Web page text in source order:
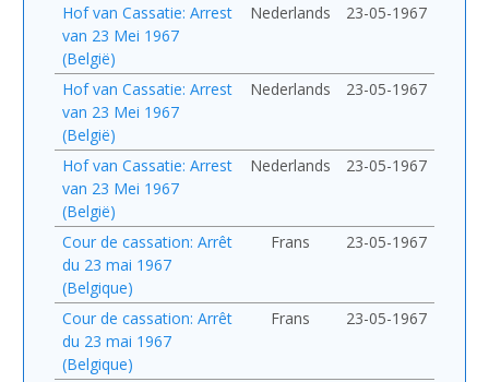
Hof van Cassatie: Arrest
van 23 Mei 1967
(België)
Nederlands 23-05-1967
Hof van Cassatie: Arrest
van 23 Mei 1967
(België)
Nederlands 23-05-1967
Hof van Cassatie: Arrest
van 23 Mei 1967
(België)
Nederlands 23-05-1967
Cour de cassation: Arrêt
du 23 mai 1967
(Belgique)
Frans 23-05-1967
Cour de cassation: Arrêt
du 23 mai 1967
(Belgique)
Frans 23-05-1967